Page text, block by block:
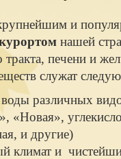
и
нашей
печени и
служат
различных
«Новая»,
и другие)
климат и